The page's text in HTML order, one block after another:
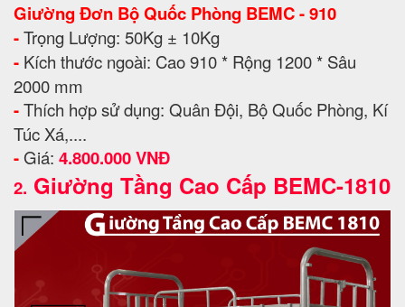
Giường Đơn Bộ Quốc Phòng BEMC - 910
-Trọng Lượng: 50Kg ± 10Kg
- Kích thước ngoài: Cao 910 * Rộng 1200 * Sâu
2000 mm
-Thích hợp sử dụng: Quân Đội, Bộ Quốc Phòng, Kí
Túc Xá,....
- Giá: 4.800.000 VNĐ
2. Giường Tầng Cao Cấp BEMC-1810